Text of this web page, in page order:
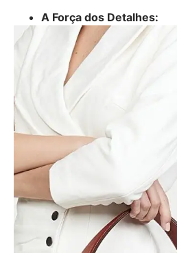
A Força dos Detalhes: